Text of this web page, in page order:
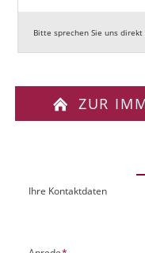
Bitte sprechen Sie uns direkt
ZUR
OUIhre Kontaktdaten